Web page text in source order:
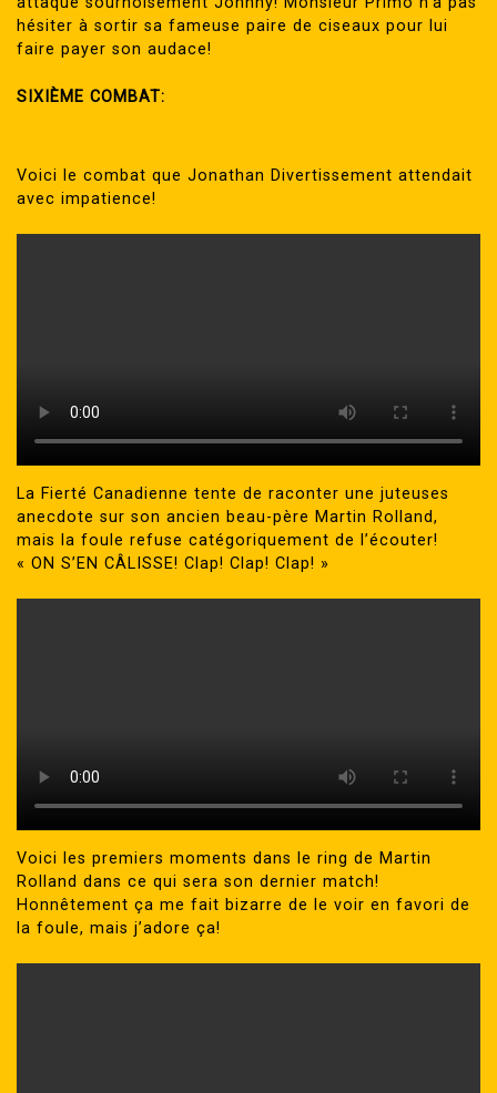
hésiter à sortir sa fameuse paire de ciseaux pour lui
faire payer son audace!
SIXIÈME COMBAT:
Voici le combat que Jonathan Divertissement attendait
avec impatience!
La Fierté Canadienne tente de raconter une juteuses
anecdote sur son ancien beau-père Martin Rolland,
mais la foule refuse catégoriquement de l’écouter!
« ON S’EN CÂLISSE! Clap! Clap! Clap! »
Voici les premiers moments dans le ring de Martin
Rolland dans ce qui sera son dernier match!
Honnêtement ça me fait bizarre de le voir en favori de
la foule, mais j’adore ça!